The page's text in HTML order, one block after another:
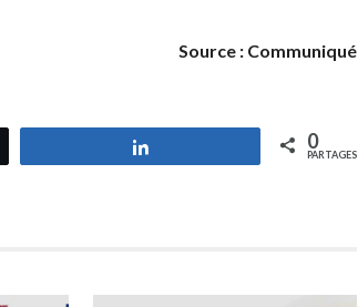
Source : Communiqué
0
PARTAGES